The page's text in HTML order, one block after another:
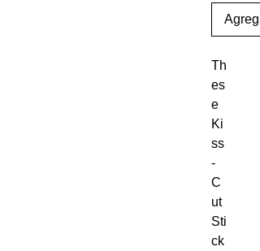
Th
es
e
Ki
ss
-
C
ut
Sti
ck